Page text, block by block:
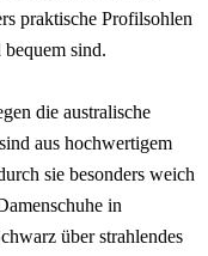
praktische Profilsohlen
sind.
die australische
sind aus hochwertigem
sie besonders weich
in
über strahlendes